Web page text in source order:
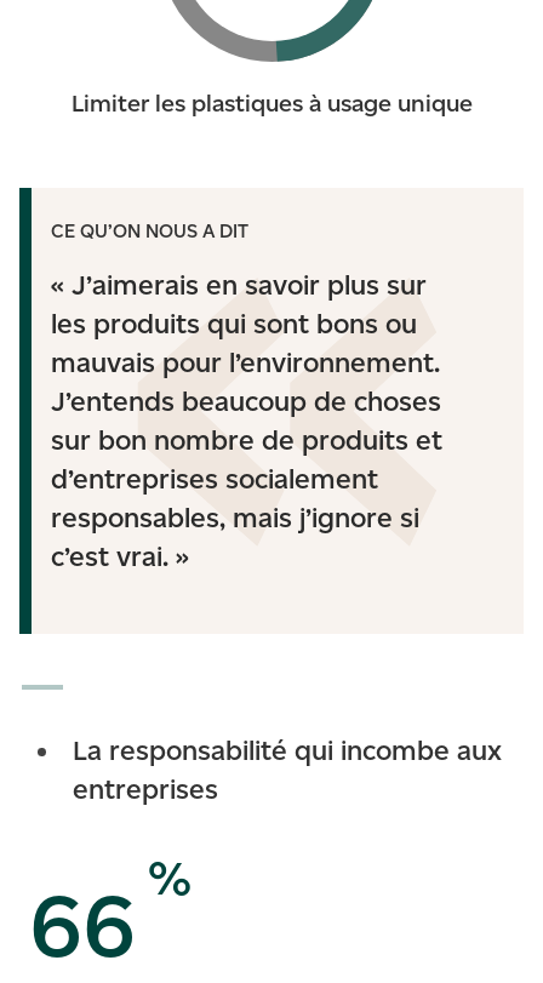
Limiter les plastiques à usage unique
CE QU’ON NOUS A DIT
« J’aimerais en savoir plus sur
les produits qui sont bons ou
mauvais pour l’environnement.
J’entends beaucoup de choses
sur bon nombre de produits et
d’entreprises socialement
responsables, mais j’ignore si
c’est vrai. »
La responsabilité qui incombe aux
entreprises
66 %